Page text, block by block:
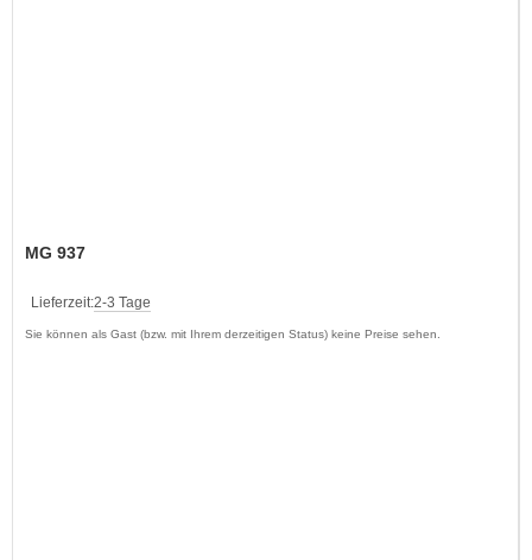
MG 937
Lieferzeit:2-3 Tage
Sie können als Gast (bzw. mit Ihrem derzeitigen Status) keine Preise sehen.